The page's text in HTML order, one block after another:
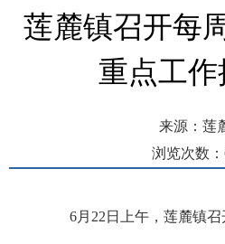
莲麓镇召开每
重点工
来源：莲
浏览次数：
6月22日上午，莲麓镇